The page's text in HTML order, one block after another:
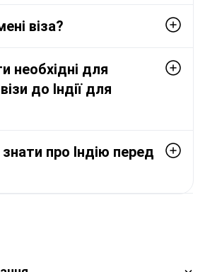
віза?
необхідні для
до Індії для
про Індію перед